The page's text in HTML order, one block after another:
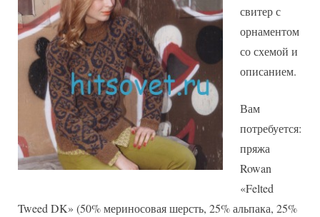
свитер с
орнаментом
со схемой и
описанием.
Вам
потребуется:
пряжа
Rowan
«Felted
Tweed DK» (50% мериносовая шерсть, 25% альпака, 25%